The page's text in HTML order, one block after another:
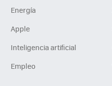
Energía
Apple
Inteligencia artificial
Empleo